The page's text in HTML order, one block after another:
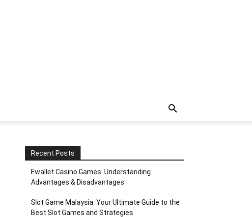
Recent Posts
Ewallet Casino Games: Understanding
Advantages & Disadvantages
Slot Game Malaysia: Your Ultimate Guide to the
Best Slot Games and Strategies